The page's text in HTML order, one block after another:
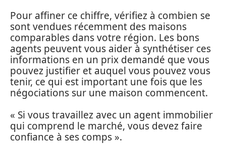
Pour affiner ce chiffre, vérifiez à combien se
sont vendues récemment des maisons
comparables dans votre région. Les bons
agents peuvent vous aider à synthétiser ces
informations en un prix demandé que vous
pouvez justifier et auquel vous pouvez vous
tenir, ce qui est important une fois que les
négociations sur une maison commencent.
« Si vous travaillez avec un agent immobilier
qui comprend le marché, vous devez faire
confiance à ses comps ».